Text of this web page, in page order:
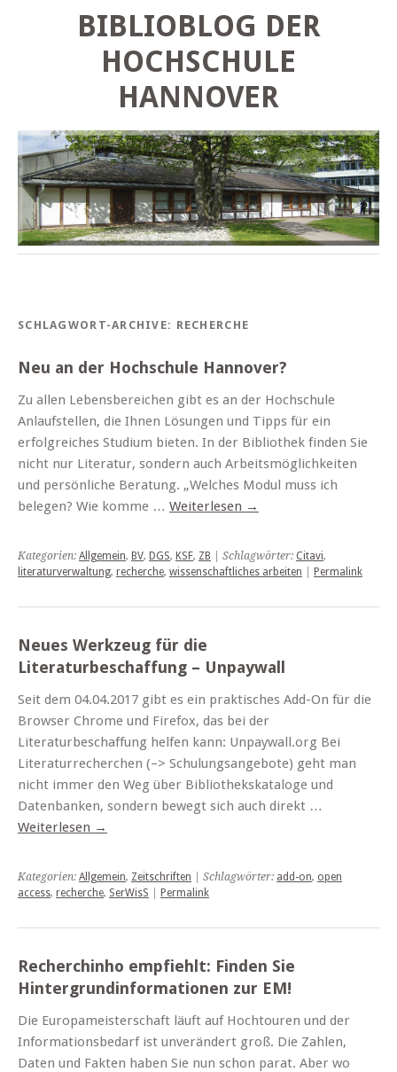
BIBLIOBLOG DER
HOCHSCHULE
HANNOVER
SCHLAGWORT-ARCHIVE: RECHERCHE
Neu an der Hochschule Hannover?
Zu allen Lebensbereichen gibt es an der Hochschule
Anlaufstellen, die Ihnen Lösungen und Tipps für ein
erfolgreiches Studium bieten. In der Bibliothek finden Sie
nicht nur Literatur, sondern auch Arbeitsmöglichkeiten
und persönliche Beratung. „Welches Modul muss ich
belegen? Wie komme … Weiterlesen →
Kategorien: Allgemein, BV, DGS, KSF, ZB | Schlagwörter: Citavi,
literaturverwaltung, recherche, wissenschaftliches arbeiten Permalink
Neues Werkzeug für die
Literaturbeschaffung – Unpaywall
Seit dem 04.04.2017 gibt es ein praktisches Add-On für die
Browser Chrome und Firefox, das bei der
Literaturbeschaffung helfen kann: Unpaywall.org Bei
Literaturrecherchen (–> Schulungsangebote) geht man
nicht immer den Weg über Bibliothekskataloge und
Datenbanken, sondern bewegt sich auch direkt …
Weiterlesen →
Kategorien: Allgemein, Zeitschriften | Schlagwörter: add-on, open
access, recherche, SerWisS Permalink
Recherchinho empfiehlt: Finden Sie
Hintergrundinformationen zur EM!
Die Europameisterschaft läuft auf Hochtouren und der
Informationsbedarf ist unverändert groß. Die Zahlen,
Daten und Fakten haben Sie nun schon parat. Aber wo